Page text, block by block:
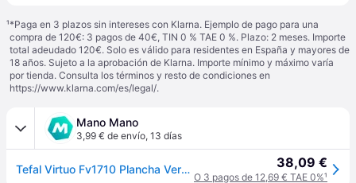
¹*Paga en 3 plazos sin intereses con Klarna. Ejemplo de pago para una
compra de 120€: 3 pagos de 40€, TIN 0 % TAE 0 %. Plazo: 2 meses. Importe
total adeudado 120€. Solo es válido para residentes en España y mayores de
18 años. Sujeto a la aprobación de Klarna. Importe mínimo y máximo varía
por tienda. Consulta los términos y resto de condiciones en
https://www.klarna.com/es/legal/.
Mano Mano
3,99 € de envío, 13 días
Tefal Virtuo Fv1710 Plancha Verde Blanca 38,09 €
O 3 pagos de 12,69 € TAE 0%¹